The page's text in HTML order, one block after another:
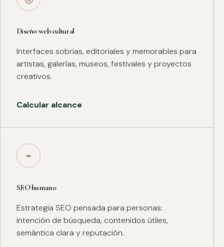
Diseño web cultural
Interfaces sobrias, editoriales y memorables para
artistas, galerías, museos, festivales y proyectos
creativos.
Calcular alcance
⌁
SEO humano
Estrategia SEO pensada para personas:
intención de búsqueda, contenidos útiles,
semántica clara y reputación.